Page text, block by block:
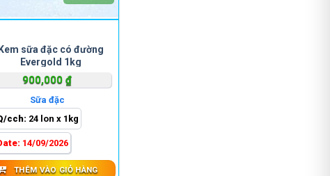
sữa đặc có đường
Evergold 1kg
900,000₫
Sữa đặc
cch: 24 lon x 1kg
14/09/2026
THÊM VÀO GIỎ HÀNG